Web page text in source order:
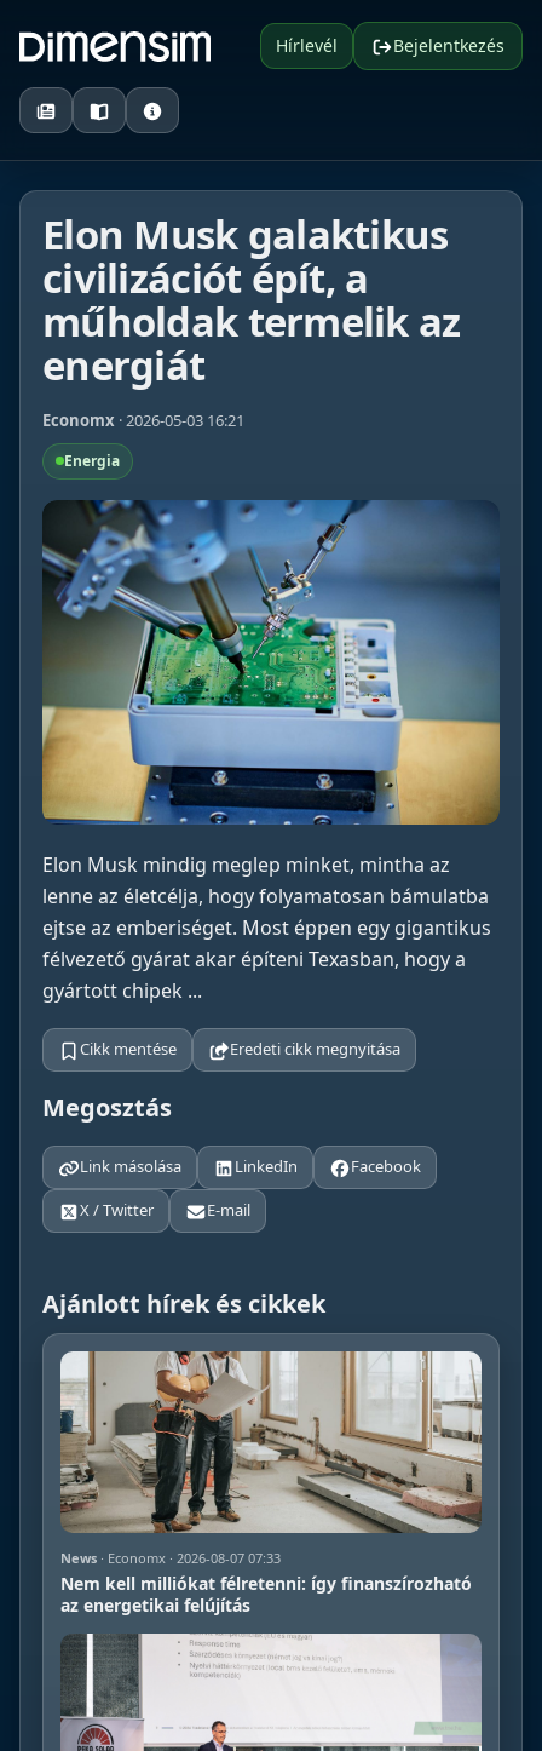
Hírlevél Bejelentkezés
Elon Musk galaktikus
civilizációt épít, a
műholdak termelik az
energiát
Economx · 2026-05-03 16:21
Energia
Elon Musk mindig meglep minket, mintha az
lenne az életcélja, hogy folyamatosan bámulatba
ejtse az emberiséget. Most éppen egy gigantikus
félvezető gyárat akar építeni Texasban, hogy a
gyártott chipek ...
Cikk mentése Eredeti cikk megnyitása
Megosztás
Link másolása LinkedIn
Facebook
X / Twitter
E-mail
Ajánlott hírek és cikkek
News · Economx · 2026-08-07 07:33
Nem kell milliókat félretenni: így finanszírozható
az energetikai felújítás